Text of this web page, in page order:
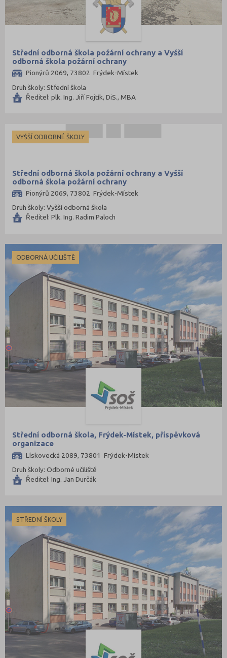
Střední odborná škola požární ochrany a Vyšší
odborná škola požární ochrany
Pionýrů 2069, 73802 Frýdek-Místek
Druh školy: Střední škola
Ředitel: plk. Ing. Jiří Fojtík, DiS., MBA
VYŠŠÍ ODBORNÉ ŠKOLY
Střední odborná škola požární ochrany a Vyšší
odborná škola požární ochrany
Pionýrů 2069, 73802 Frýdek-Místek
Druh školy: Vyšší odborná škola
Ředitel: Plk. Ing. Radim Paloch
ODBORNÁ UČILIŠTĚ
Střední odborná škola, Frýdek-Místek, příspěvková
organizace
Lískovecká 2089, 73801 Frýdek-Místek
Druh školy: Odborné učiliště
Ředitel: Ing. Jan Durčák
STŘEDNÍ ŠKOLY